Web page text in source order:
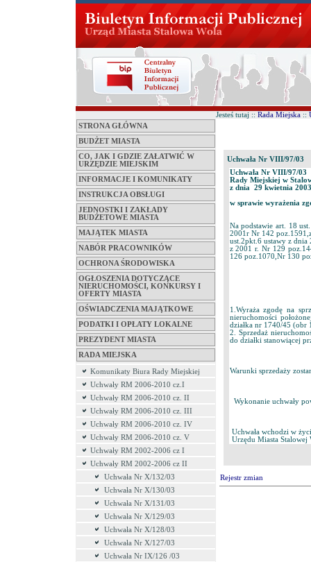
STRONA GŁÓWNA
BUDŻET MIASTA
CO, JAK I GDZIE ZAŁATWIĆ W
URZĘDZIE MIEJSKIM
INFORMACJE I KOMUNIKATY
INSTRUKCJA OBSŁUGI
JEDNOSTKI I ZAKŁADY
BUDŻETOWE MIASTA
MAJĄTEK MIASTA
NABÓR PRACOWNIKÓW
OCHRONA ŚRODOWISKA
OGŁOSZENIA DOTYCZĄCE
NIERUCHOMOŚCI, KONKURSY I
OFERTY MIASTA
OŚWIADCZENIA MAJĄTKOWE
PODATKI I OPŁATY LOKALNE
PREZYDENT MIASTA
RADA MIEJSKA
Komunikaty Biura Rady Miejskiej
Uchwały RM 2006-2010 cz.I
Uchwały RM 2006-2010 cz. II
Uchwały RM 2006-2010 cz. III
Uchwały RM 2006-2010 cz. IV
Uchwały RM 2006-2010 cz. V
Uchwały RM 2002-2006 cz I
Uchwały RM 2002-2006 cz II
Uchwała Nr X/132/03
Uchwała Nr X/130/03
Uchwała Nr X/131/03
Uchwała Nr X/129/03
Uchwała Nr X/128/03
Uchwała Nr X/127/03
Uchwała Nr IX/126 /03
Jesteś tutaj :: Rada Miejska ::
Uchwała Nr VIII/97/03
Uchwała Nr VIII/97/03
Rady Miejskiej w
z dnia 29 kwietnia
w sprawie wyrażenia
Na podstawie art. 18
2001r Nr 142
ust.2pkt.6 ustawy z
z 2001 r. Nr 129
126 poz.1070,Nr 130
1.Wyraża zgodę na
nieruchomości
działka nr 1740/45 (obr
2. Sprzedaż
do działki stanowiącej
Warunki sprzedaży
Wykonanie uchwały
Uchwała wchodzi w
Urzędu Miasta Stalowej
Rejestr zmian